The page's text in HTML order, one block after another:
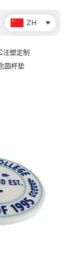
ZH
注塑定制
圆杯垫